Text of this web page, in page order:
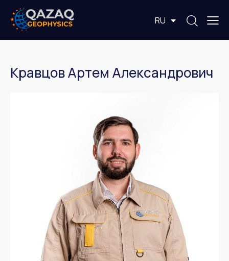
RU
KZ
Кравцов Артем Александрович